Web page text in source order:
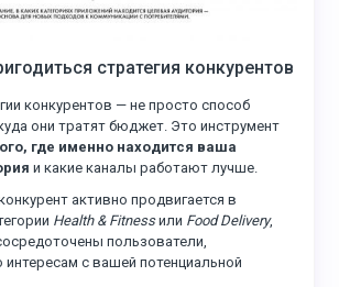
стратегия конкурентов
конкурентов — не просто способ
они тратят бюджет. Это инструмент
где именно находится ваша
и какие каналы работают лучше.
активно продвигается в
Health & Fitnessили Food Delivery,
пользователи,
с вашей потенциальной